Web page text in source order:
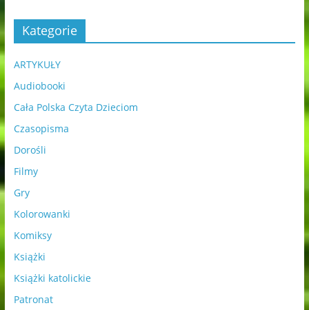
Kategorie
ARTYKUŁY
Audiobooki
Cała Polska Czyta Dzieciom
Czasopisma
Dorośli
Filmy
Gry
Kolorowanki
Komiksy
Książki
Książki katolickie
Patronat